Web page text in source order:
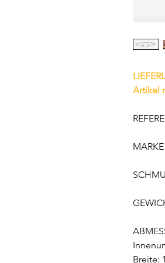
Artikel
Breite: